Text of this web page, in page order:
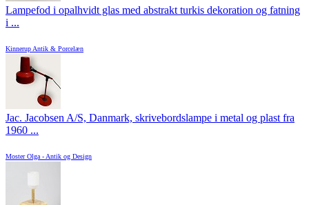
Lampefod i opalhvidt glas med abstrakt turkis dekoration og fatning
i ...
Kinnerup Antik & Porcelæn
Jac. Jacobsen A/S, Danmark, skrivebordslampe i metal og plast fra
1960 ...
Moster Olga - Antik og Design